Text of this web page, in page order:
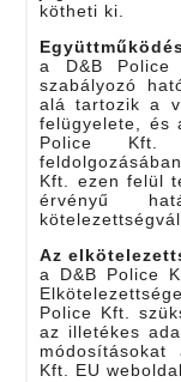
kötheti ki.
a D&B Police
szabályozó
alá tartozik a
felügyelete, és
Police Kft.
Kft. ezen felül
érvényű
Az
a D&B Police
Police Kft.
az illetékes
Kft. EU